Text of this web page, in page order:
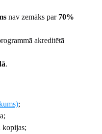
nav zemāks par 70%
akreditētā
.
;
kopijas;